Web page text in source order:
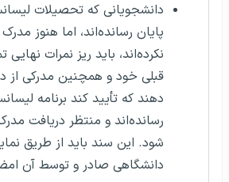
دانشجویانی که تحصیلات
پایان رسانده‌اند، اما هنوز
نکرده‌اند، باید ریز نمرات نهایی
قبلی خود و همچنین مدرکی از
دهند که تأیید کند برنامه
رسانده‌اند و منتظر دریافت
شود. این سند باید از طریق
دانشگاهی صادر و توسط آن